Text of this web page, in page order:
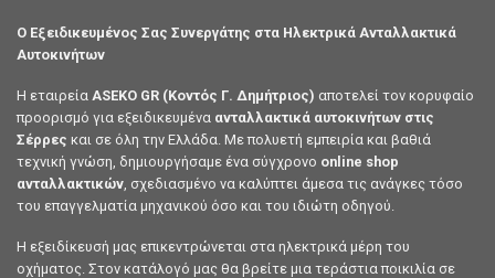
Ο Εξειδικευμένος Σας Συνεργάτης στα Ηλεκτρικά Ανταλλακτικά
Αυτοκινήτων
Η εταιρεία ASEKO GR (Κοντός Γ. Δημήτριος) αποτελεί τον κορυφαίο
προορισμό για εξειδικευμένα ανταλλακτικά αυτοκινήτων στις
Σέρρες και σε όλη την Ελλάδα. Με πολυετή εμπειρία και βαθιά
τεχνική γνώση, δημιουργήσαμε ένα σύγχρονο online shop
ανταλλακτικών , σχεδιασμένο να καλύπτει άμεσα τις ανάγκες τόσο
του επαγγελματία μηχανικού όσο και του ιδιώτη οδηγού.
Η εξειδίκευσή μας επικεντρώνεται στα ηλεκτρικά μέρη του
οχήματος. Στον κατάλογό μας θα βρείτε μια τεράστια ποικιλία σε